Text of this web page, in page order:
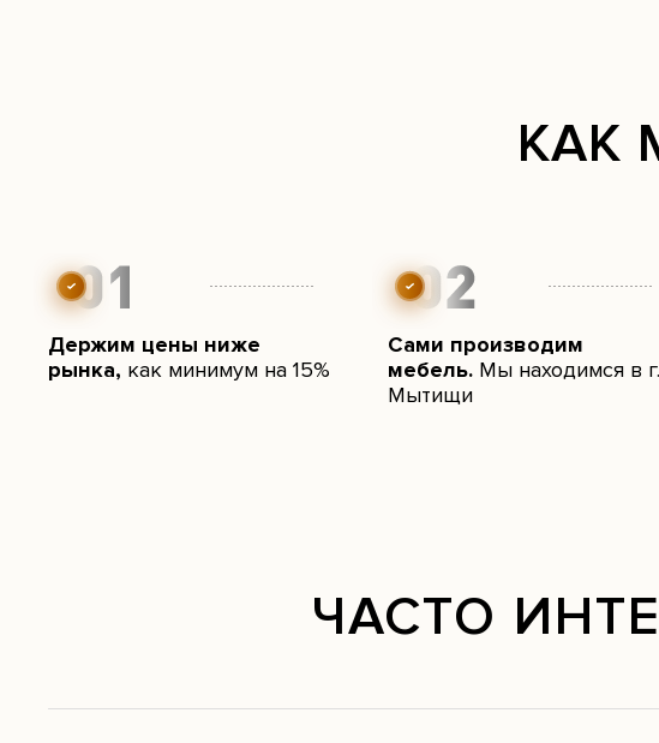
КАК
Держим цены ниже
рынка, как минимум на 15%
Сами производим
мебель.Мы находимся в г.
Мытищи
ЧАСТО